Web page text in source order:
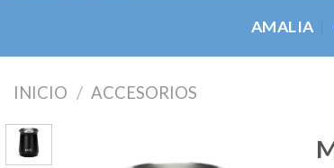
AMALIA
INICIO / ACCESORIOS